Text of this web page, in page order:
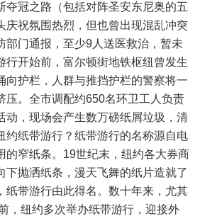
夺冠之路（包括对阵圣安东尼奥的五
庆祝氛围热烈，但也曾出现混乱冲突
部门通报，至少9人送医救治，暂未
行开始前，富尔顿街地铁枢纽曾发生
向护栏，人群与推挡护栏的警察将一
压。全市调配约650名环卫工人负责
动，现场会产生数万磅纸屑垃圾，清
约纸带游行？纸带游行的名称源自电
的窄纸条。19世纪末，纽约各大券商
下抛洒纸条，漫天飞舞的纸片造就了
纸带游行由此得名。数十年来，尤其
，纽约多次举办纸带游行，迎接外